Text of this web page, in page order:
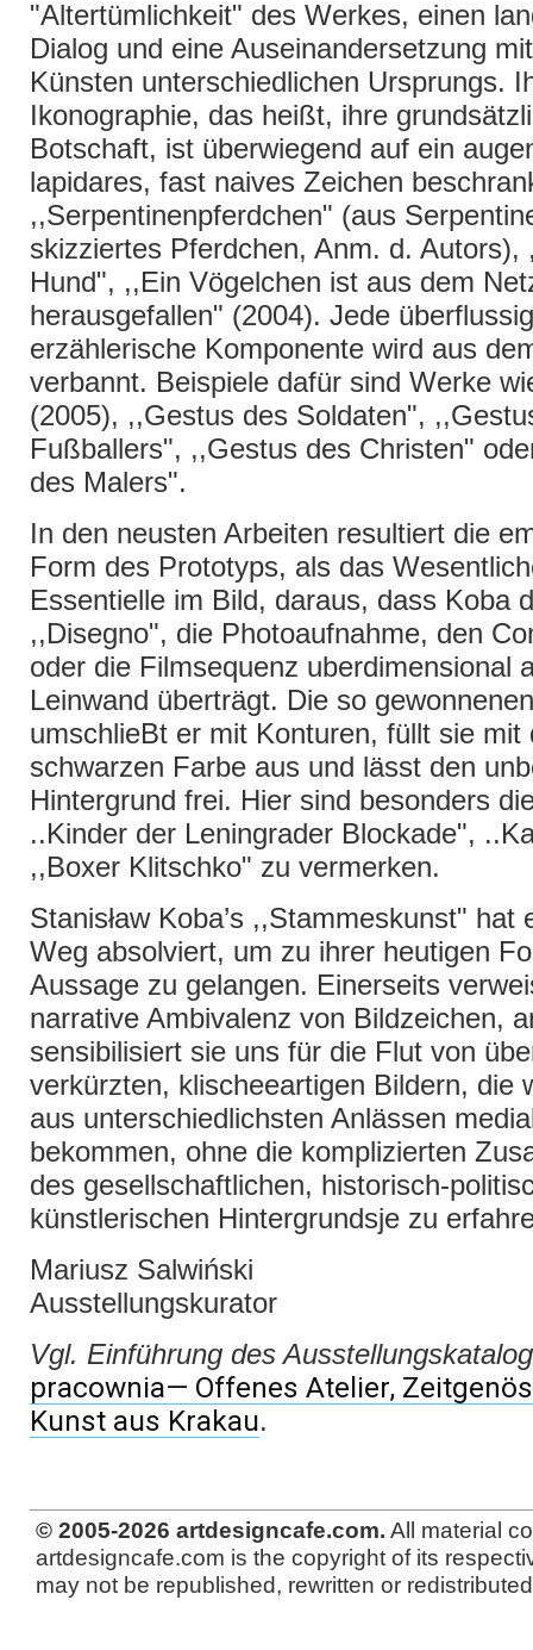
"Altertümlichkeit" des Werkes, einen
Dialog und eine Auseinandersetzung
Künsten unterschiedlichen Ursprungs.
Ikonographie, das heißt, ihre
Botschaft, ist überwiegend auf ein
lapidares, fast naives Zeichen
,,Serpentinenpferdchen" (aus
skizziertes Pferdchen, Anm. d. Autors),
Hund", ,,Ein Vögelchen ist aus dem
herausgefallen" (2004). Jede
erzählerische Komponente wird aus
verbannt. Beispiele dafür sind Werke
(2005), ,,Gestus des Soldaten",
Fußballers", ,,Gestus des Christen"
des Malers".
In den neusten Arbeiten resultiert die
Form des Prototyps, als das
Essentielle im Bild, daraus, dass Koba
,,Disegno", die Photoaufnahme, den
oder die Filmsequenz uberdimensional
Leinwand überträgt. Die so
umschlieBt er mit Konturen, füllt sie mit
schwarzen Farbe aus und lässt den
Hintergrund frei. Hier sind besonders
..Kinder der Leningrader Blockade",
,,Boxer Klitschko" zu vermerken.
Stanisław Koba’s ,,Stammeskunst" hat
Weg absolviert, um zu ihrer heutigen
Aussage zu gelangen. Einerseits
narrative Ambivalenz von Bildzeichen,
sensibilisiert sie uns für die Flut von
verkürzten, klischeeartigen Bildern, die
aus unterschiedlichsten Anlässen
bekommen, ohne die komplizierten
des gesellschaftlichen, historisch-
künstlerischen Hintergrundsje zu
Mariusz Salwiński
Ausstellungskurator
Vgl. Einführung des
pracownia— Offenes Atelier,
Kunst aus Krakau.
© 2005-2026 artdesigncafe.com. All material
artdesigncafe.com is the copyright of its
may not be republished, rewritten or